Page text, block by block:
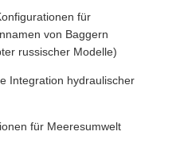
für
von Baggern
russischer Modelle)
Integration hydraulischer
für Meeresumwelt